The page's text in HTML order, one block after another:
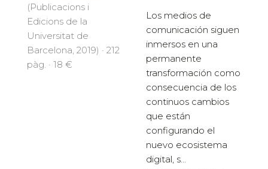
(Publicacions i
Edicions de la
Universitat de
Barcelona, 2019) · 212
pàg. · 18 €
Los medios de
comunicación siguen
inmersos en una
permanente
transformación como
consecuencia de los
continuos cambios
que están
configurando el
nuevo ecosistema
digital, s...